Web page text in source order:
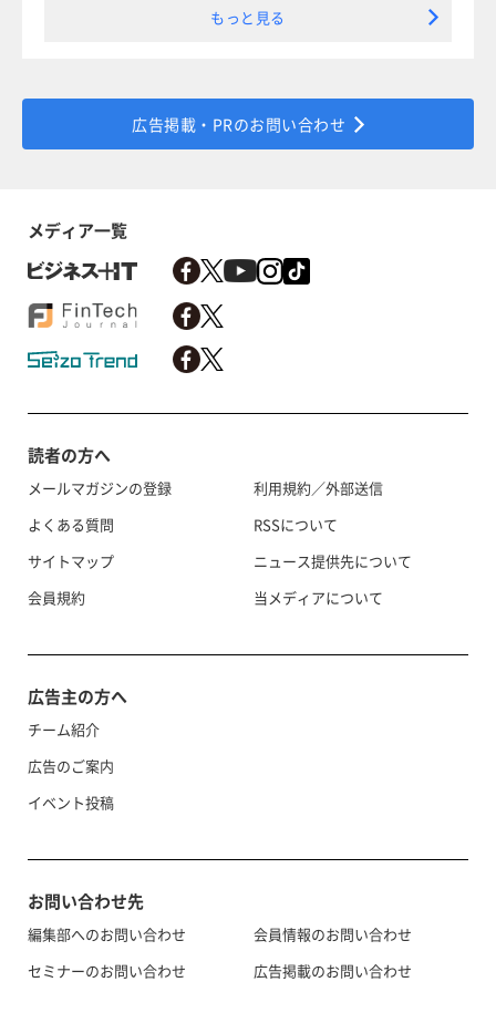
もっと見る
広告掲載・PRのお問い合わせ
メディア一覧
読者の方へ
メールマガジンの登録
よくある質問
サイトマップ
会員規約
利用規約／外部送信
RSSについて
ニュース提供先について
当メディアについて
広告主の方へ
チーム紹介
広告のご案内
イベント投稿
お問い合わせ先
編集部へのお問い合わせ
セミナーのお問い合わせ
会員情報のお問い合わせ
広告掲載のお問い合わせ